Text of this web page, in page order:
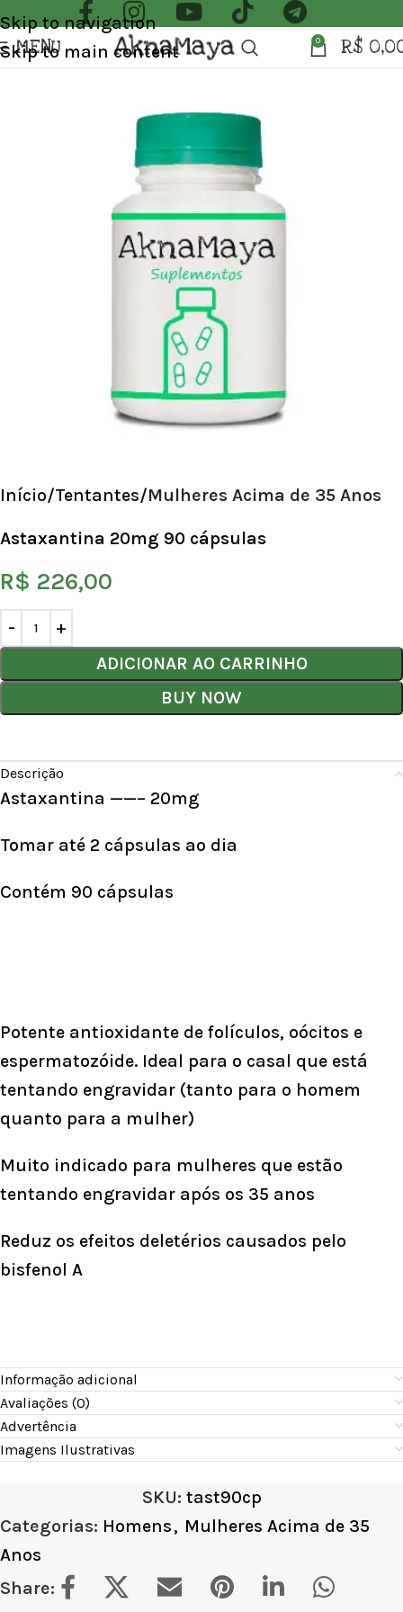
Skip to navigation
Skip to main content
MENU 0 R$
Início Tentantes Mulheres Acima de 35 Anos
Astaxantina 20mg 90 cápsulas
R$ 226,00
ADICIONAR AO CARRINHO
BUY NOW
Descrição
Astaxantina ——– 20mg
Tomar até 2 cápsulas ao dia
Contém 90 cápsulas
Potente antioxidante de folículos, oócitos e
espermatozóide. Ideal para o casal que está
tentando engravidar (tanto para o homem
quanto para a mulher)
Muito indicado para mulheres que estão
tentando engravidar após os 35 anos
Reduz os efeitos deletérios causados pelo
bisfenol A
Informação adicional
Avaliações (0)
Advertência
Imagens Ilustrativas
SKU: tast90cp
Categorias: Homens, Mulheres Acima de 35
Anos
Share: